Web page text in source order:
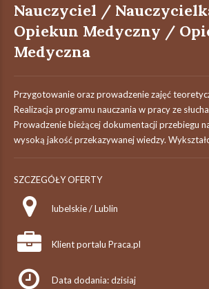
Nauczyciel /
Opiekun Medyczny /
Medyczna
Przygotowanie oraz prowadzenie zajęć
Realizacja programu nauczania w pracy ze
Prowadzenie bieżącej dokumentacji przebiegu
wysoką jakość przekazywanej wiedzy.
SZCZEGÓŁY OFERTY
lubelskie / Lublin
Klient portalu Praca.pl
Data dodania: dzisiaj